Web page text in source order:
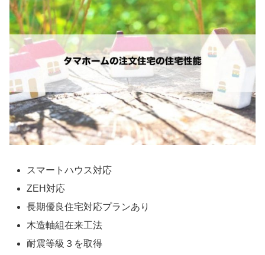
スマートハウス対応
ZEH対応
長期優良住宅対応プランあり
木造軸組在来工法
耐震等級３を取得